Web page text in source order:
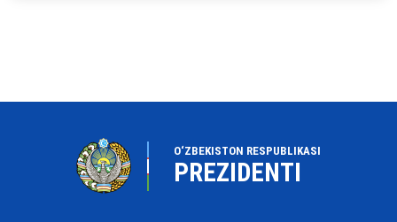
O‘ZBEKISTON RESPUBLIKASI
PREZIDENTI